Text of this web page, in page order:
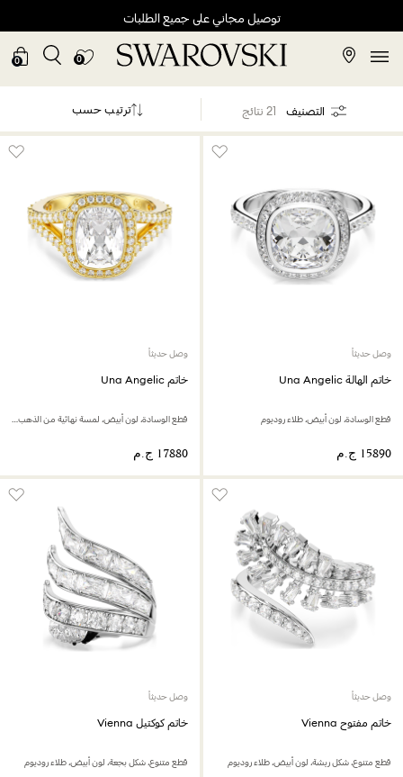
توصيل مجاني على جميع الطلبات
0
0
التصنيف 21 نتائج ترتيب حسب
وصل حديثاً
خاتم الهالة Una Angelic
قطع الوسادة، لون أبيض، طلاء روديوم
وصل حديثاً
خاتم Una Angelic
قطع الوسادة، لون أبيض، لمسة نهائية من الذهب عيار 18 قيراط
وصل حديثاً
خاتم مفتوح Vienna
قطع متنوع، شكل ريشة، لون أبيض، طلاء روديوم
وصل حديثاً
خاتم كوكتيل Vienna
قطع متنوع، شكل بجعة، لون أبيض، طلاء روديوم